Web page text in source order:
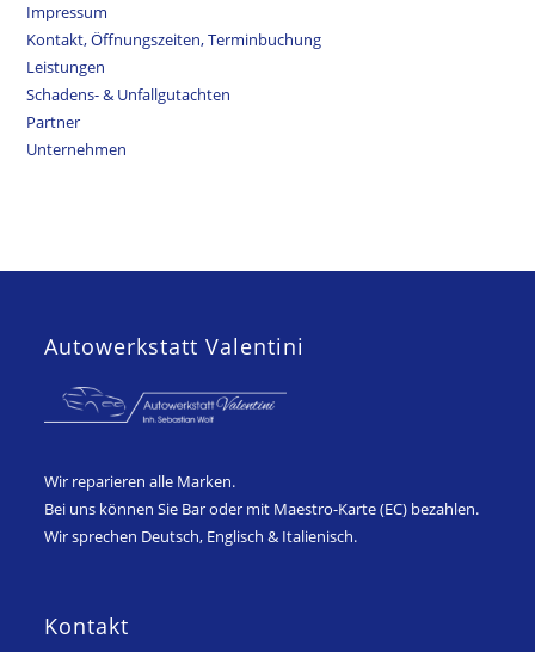
Impressum
Kontakt, Öffnungszeiten, Terminbuchung
Leistungen
Schadens- & Unfallgutachten
Partner
Unternehmen
Autowerkstatt Valentini
Wir reparieren alle Marken.
Bei uns können Sie Bar oder mit Maestro-Karte (EC) bezahlen.
Wir sprechen Deutsch, Englisch & Italienisch.
Kontakt